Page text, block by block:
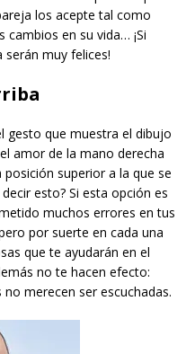
los acepte tal como
en su vida… ¡Si
serán muy felices!
gesto que muestra el dibujo
amor de la mano derecha
superior a la que se
esto? Si esta opción es
muchos errores en tus
por suerte en cada una
que te ayudarán en el
no te hacen efecto:
merecen ser escuchadas.